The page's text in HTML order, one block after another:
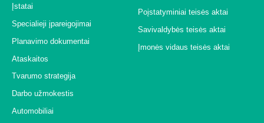
Įstatai
Specialieji įpareigojimai
Planavimo dokumentai
Ataskaitos
Tvarumo strategija
Darbo užmokestis
Automobiliai
Poįstatyminiai teisės aktai
Savivaldybės teisės aktai
Įmonės vidaus teisės aktai